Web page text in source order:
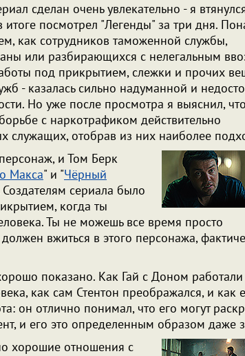
сделан очень увлекательно - я
итоге посмотрел "Легенды" за три дня.
как сотрудников таможенной службы,
или разбирающихся с нелегальным
под прикрытием, слежки и прочих
- казалась сильно надуманной и
Но уже после просмотра я выяснил,
с наркотрафиком действительно
отобрав из них наиболее
и Том Берк
Макса" и "Чёрный
сериала было
когда ты
Ты не можешь все время просто
вжиться в этого персонажа,
показано. Как Гай с Доном
как сам Стентон преображался, и как
он отлично понимал, что его могут
и его это определенным образом даже
хорошие отношения с